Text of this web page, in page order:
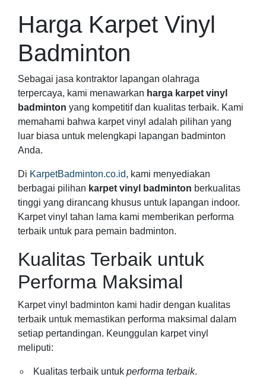
Harga Karpet Vinyl
Badminton
Sebagai jasa kontraktor lapangan olahraga
terpercaya, kami menawarkan harga karpet vinyl
badminton yang kompetitif dan kualitas terbaik. Kami
memahami bahwa karpet vinyl adalah pilihan yang
luar biasa untuk melengkapi lapangan badminton
Anda.
Di KarpetBadminton.co.id, kami menyediakan
berbagai pilihan karpet vinyl badminton berkualitas
tinggi yang dirancang khusus untuk lapangan indoor.
Karpet vinyl tahan lama kami memberikan performa
terbaik untuk para pemain badminton.
Kualitas Terbaik untuk
Performa Maksimal
Karpet vinyl badminton kami hadir dengan kualitas
terbaik untuk memastikan performa maksimal dalam
setiap pertandingan. Keunggulan karpet vinyl
meliputi:
Kualitas terbaik untuk performa terbaik.